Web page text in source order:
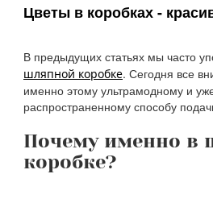
Цветы в коробках -
В предыдущих статьях мы часто
шляпной коробке. Сегодня все
именно этому ультрамодному и
распространенному способу
Почему именно в
коробке?